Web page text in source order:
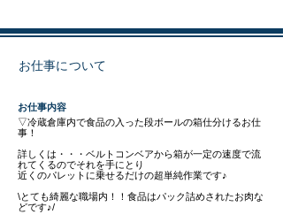
お仕事について
​お仕事内容
▽冷蔵倉庫内で食品の入った段ボールの箱仕分けるお仕
事！
詳しくは・・・ベルトコンベアから箱が一定の速度で流
れてくるのでそれを手にとり
近くのパレットに乗せるだけの超単純作業です♪
\とても綺麗な職場内！！食品はパック詰めされたお肉な
どです♪/